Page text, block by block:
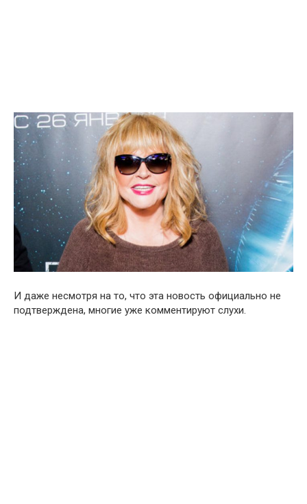
И даже несмотря на то, что эта новость официально не
подтверждена, многие уже комментируют слухи.